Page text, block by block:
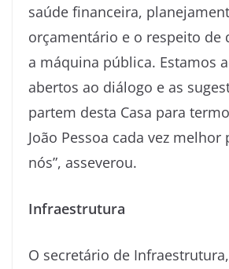
saúde financeira,
orçamentário e o respeito de
a máquina pública. Estamos
abertos ao diálogo e as
partem desta Casa para
João Pessoa cada vez melhor
nós”, asseverou.
Infraestrutura
O secretário de